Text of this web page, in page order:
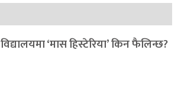
विद्यालयमा ‘मास हिस्टेरिया’ किन फैलिन्छ?